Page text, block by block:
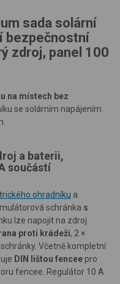
sada solární
bezpečnostní
zdroj, panel 100
na místech bez
se solárním napájením
a baterii,
součástí
ohradníku a
schránka s
lze napojit na zdroj
proti krádeži, 2 ×
Včetně kompletní
DIN lištou fencee pro
fencee. Regulátor 10 A